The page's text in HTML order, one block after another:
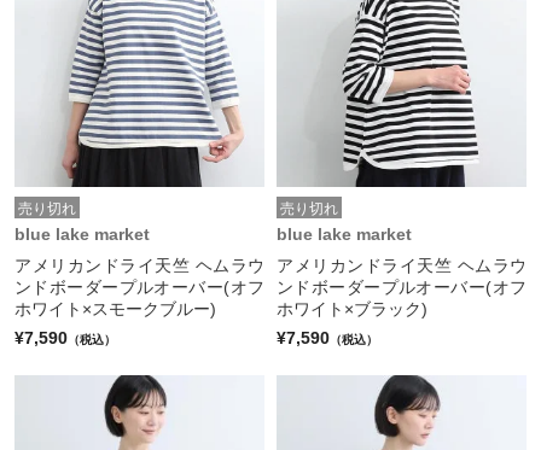
売り切れ
blue lake market
アメリカンドライ天竺 ヘムラウ
ンドボーダープルオーバー(オフ
ホワイト×スモークブルー)
¥7,590 （税込）
売り切れ
blue lake market
アメリカンドライ天竺 ヘムラウ
ンドボーダープルオーバー(オフ
ホワイト×ブラック)
¥7,590 （税込）